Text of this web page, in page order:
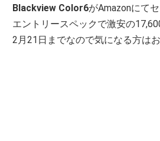
Blackview Color6がAmazonにて
エントリースペックで激安の
2月21日までなので気になる方はお